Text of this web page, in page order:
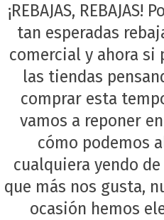
¡REBAJAS,
tan esperadas
comercial y ahora si
las tiendas
comprar esta
vamos a reponer
cómo podemos
cualquiera yendo
que más nos gusta,
ocasión hemos